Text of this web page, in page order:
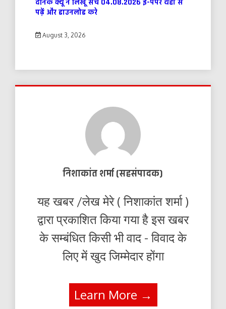
पढ़ें और डाउनलोड करे
August 3, 2026
निशाकांत शर्मा (सहसंपादक)
यह खबर /लेख मेरे ( निशाकांत शर्मा )
द्वारा प्रकाशित किया गया है इस खबर
के सम्बंधित किसी भी वाद - विवाद के
लिए में खुद जिम्मेदार होंगा
Learn More →